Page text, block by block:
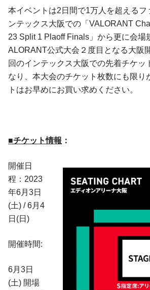
本イベントは2日間で1万人を超えるフ
ンテックス大阪での「VALORANT
23 Split 1 Plaoff Finals」から更に会場
ALORANT公式大会２度目となる大阪
回のインテックス大阪での先着チケッ
なり、本大会のチケット枚数にも限り
トはお早めにお買い求めください。
■チケット情報 ：
開催日
程：2023
年6月3日
(土) / 6月4
日(日)
開催時間:
6月3日
(土) 開場